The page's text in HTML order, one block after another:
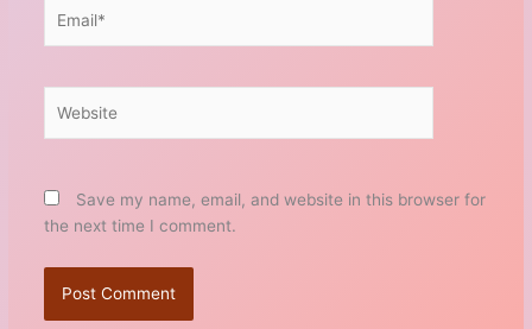
Save my name, email, and website in this browser for
the next time I comment.